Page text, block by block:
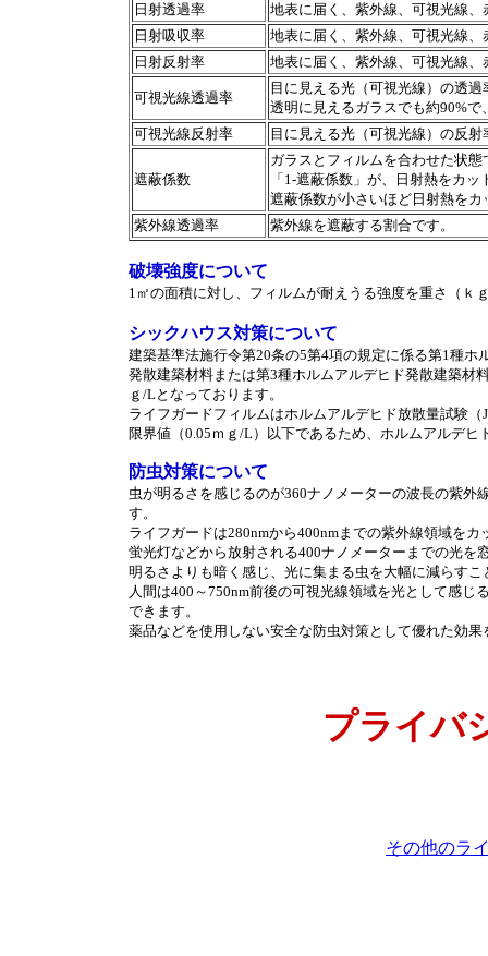
日射透過率
地表に届く、紫外線、可視光線
日射吸収率
地表に届く、紫外線、可視光線
日射反射率
地表に届く、紫外線、可視光線
可視光線透過率
目に見える光（可視光線）の透過
透明に見えるガラスでも約90%で
可視光線反射率
目に見える光（可視光線）の反射
遮蔽係数
ガラスとフィルムを合わせた状
「1-遮蔽係数」が、日射熱をカ
遮蔽係数が小さいほど日射熱を
紫外線透過率
紫外線を遮蔽する割合です。
破壊強度について
1㎡の面積に対し、フィルムが耐えうる強度を重さ（ｋ
シックハウス対策について
建築基準法施行令第20条の5第4項の規定に係る第1種
発散建築材料または第3種ホルムアルデヒド発散建築材
ｇ/Lとなっております。
ライフガードフィルムはホルムアルデヒド放散量試験
限界値（0.05ｍｇ/L）以下であるため、ホルムアルデヒ
防虫対策について
虫が明るさを感じるのが360ナノメーターの波長の紫
す。
ライフガードは280nmから400nmまでの紫外線領域をカ
蛍光灯などから放射される400ナノメーターまでの光
明るさよりも暗く感じ、光に集まる虫を大幅に減らすこ
人間は400～750nm前後の可視光線領域を光として感
できます。
薬品などを使用しない安全な防虫対策として優れた効果
プライバ
その他のラ